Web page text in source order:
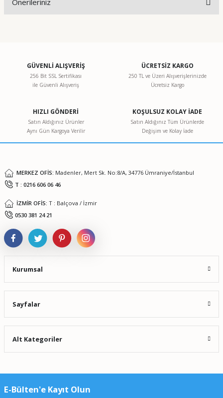
Önerileriniz
Görüş ve önerileriniz için teşekkür ederiz.
Ürün resmi kalitesiz, bozuk veya görüntülenemiyor.
Ürün bilgilerinde hatalar bulunuyor.
Ürün fiyatı diğer sitelerden daha pahalı.
GÜVENLİ ALIŞVERİŞ
256 Bit SSL Sertifikası
ile Güvenli Alışveriş
ÜCRETSİZ KARGO
250 TL ve Üzeri Alışverişlerinizde
Ücretsiz Kargo
HIZLI GÖNDERİ
Satın Aldığınız Ürünler
Aynı Gün Kargoya Verilir
KOŞULSUZ KOLAY İADE
Satın Aldığınız Tüm Ürünlerde
Değişim ve Kolay İade
MERKEZ OFİS: Madenler, Mert Sk. No:8/A, 34776 Ümraniye/İstanbul
T : 0216 606 06 46
İZMİR OFİS: T : Balçova / İzmir
0530 381 24 21
Kurumsal
Sayfalar
Alt Kategoriler
E-Bülten'e Kayıt Olun